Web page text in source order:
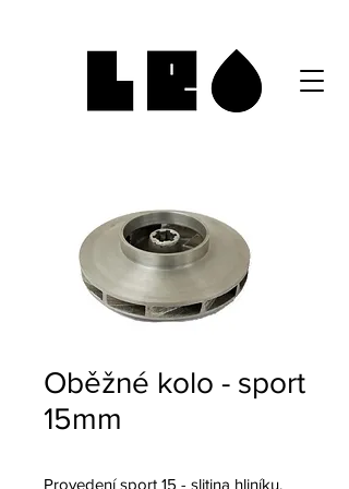
Oběžné kolo - sport
15mm
Provedení sport 15 - slitina hliníku.